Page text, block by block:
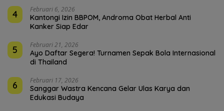
4 Februari 6, 2026
Kantongi Izin BBPOM, Androma Obat Herbal Anti
Kanker Siap Edar
5 Februari 21, 2026
Ayo Daftar Segera! Turnamen Sepak Bola Internasional
di Thailand
6 Februari 17, 2026
Sanggar Wastra Kencana Gelar Ulas Karya dan
Edukasi Budaya